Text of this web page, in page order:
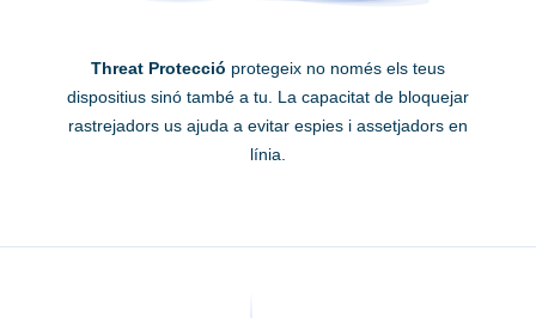
Threat Protecció protegeix no només els teus
dispositius sinó també a tu. La capacitat de bloquejar
rastrejadors us ajuda a evitar espies i assetjadors en
línia.